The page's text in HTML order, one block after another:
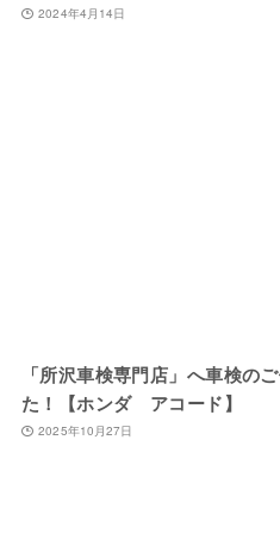
2024年4月14日
「所沢車検専門店」へ車検の
た！【ホンダ アコード】
2025年10月27日